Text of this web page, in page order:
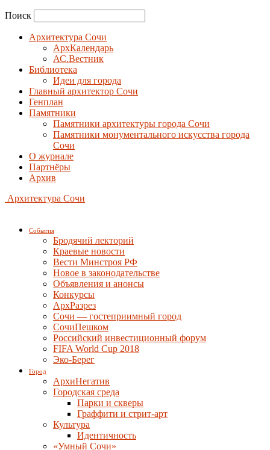
Поиск
Архитектура Сочи
АрхКалендарь
АС.Вестник
Библиотека
Идеи для города
Главный архитектор Сочи
Генплан
Памятники
Памятники архитектуры города Сочи
Памятники монументального искусства города
Сочи
О журнале
Партнёры
Архив
Архитектура Сочи
События
Бродячий лекторий
Краевые новости
Вести Минстроя РФ
Новое в законодательстве
Объявления и анонсы
Конкурсы
АрхРазрез
Сочи — гостеприимный город
СочиПешком
Российский инвестиционный форум
FIFA World Cup 2018
Эко-Берег
Город
АрхиНегатив
Городская среда
Парки и скверы
Граффити и стрит-арт
Культура
Идентичность
«Умный Сочи»